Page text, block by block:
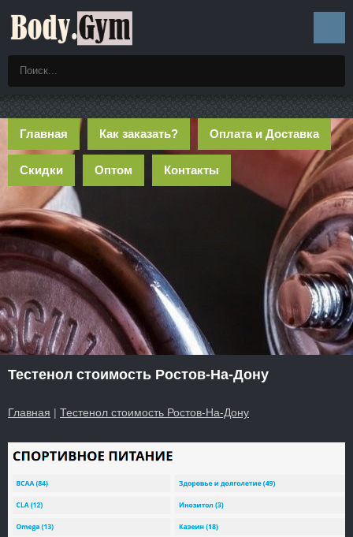
Главная Как заказать? Оплата и Доставка
Скидки Оптом Контакты
Тестенол стоимость Ростов-На-Дону
Главная | Тестенол стоимость Ростов-На-Дону